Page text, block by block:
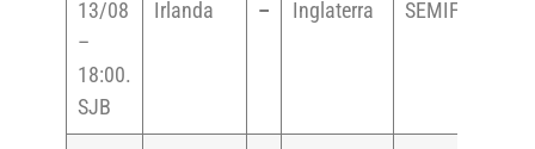
13/08
–
18:00.
SJB
Irlanda – Inglaterra SEMIFINALES